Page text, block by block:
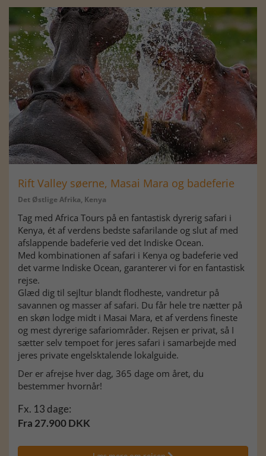
Rift Valley søerne, Masai Mara og badeferie
Det Østlige Afrika, Kenya
Tag med Africa Tours på en fantastisk dyrerig safari i
Kenya, ét af verdens bedste safarilande og slut af med
afslappende badeferie ved det Indiske Ocean.
Med kombinationen af safari i Kenya og badeferie ved
det varme Indiske Ocean, garanterer vi for en fantastisk
rejse.
Glæd dig til sejltur blandt flodheste, vandretur på
savannen og masser af safari. Du får hele tre nætter på
en skøn lodge midt i Masai Mara, et af verdens fineste
og mest dyrerige safariområder. Rejsen er privat, så I
sætter selv tempoet for jeres safari i samarbejde med
jeres private engelsktalende lokalguide.
Der er afrejse hver dag, 365 dage om året, du
bestemmer hvornår!
Fx. 13 dage:
Fra 27.900 DKK